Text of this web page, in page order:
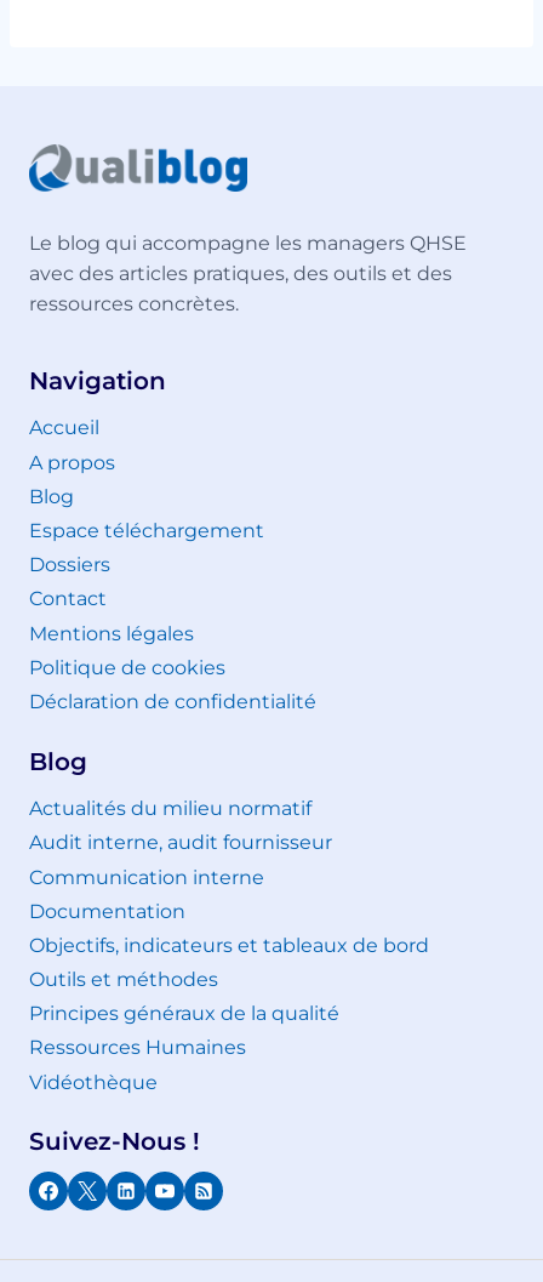
Le blog qui accompagne les managers QHSE
avec des articles pratiques, des outils et des
ressources concrètes.
Navigation
Accueil
A propos
Blog
Espace téléchargement
Dossiers
Contact
Mentions légales
Politique de cookies
Déclaration de confidentialité
Blog
Actualités du milieu normatif
Audit interne, audit fournisseur
Communication interne
Documentation
Objectifs, indicateurs et tableaux de bord
Outils et méthodes
Principes généraux de la qualité
Ressources Humaines
Vidéothèque
Suivez-Nous !